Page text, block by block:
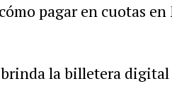
pagar en cuotas en
la billetera digital